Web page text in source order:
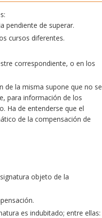
pendiente de superar.
cursos diferentes.
correspondiente, o en los
de la misma supone que no se
para información de los
Ha de entenderse que el
de la compensación de
objeto de la
es indubitado; entre ellas: